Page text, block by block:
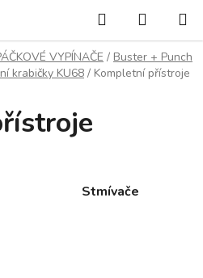
Hledat
KOŠÍK
VYPÍNAČE / Buster + Punch
krabičky KU68 / Kompletní přístroje
Stmívače